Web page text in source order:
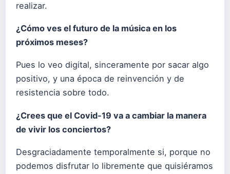
realizar.
¿Cómo ves el futuro de la música en los
próximos meses?
Pues lo veo digital, sinceramente por sacar algo
positivo, y una época de reinvención y de
resistencia sobre todo.
¿Crees que el Covid-19 va a cambiar la manera
de vivir los conciertos?
Desgraciadamente temporalmente si, porque no
podemos disfrutar lo libremente que quisiéramos